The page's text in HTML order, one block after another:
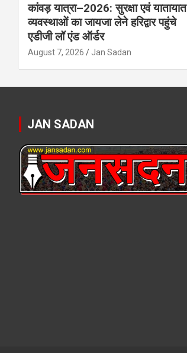
कांवड़ यात्रा–2026: सुरक्षा एवं यातायात
व्यवस्थाओं का जायजा लेने हरिद्वार पहुंचे
एडीजी लॉ एंड ऑर्डर
August 7, 2026 Jan Sadan
JAN SADAN